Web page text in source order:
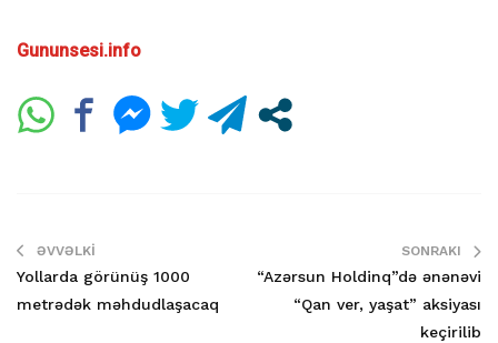
Gununsesi.info
ƏVVƏLKI
Yollarda görünüş 1000
metrədək məhdudlaşacaq
SONRAKI
“Azərsun Holdinq”də ənənəvi
“Qan ver, yaşat” aksiyası
keçirilib